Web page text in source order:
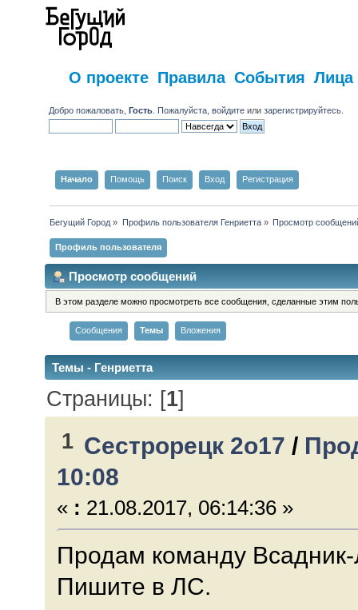
О проекте Правила События Лица
Добро пожаловать,Гость . Пожалуйста,войдите илизарегистрируйтесь
Начало Помощь Поиск Вход Регистрация
Бегущий Город » Профиль пользователя Генриетта» Просмотр
Профиль пользователя
Просмотр сообщений
В этом разделе можно просмотреть все сообщения, сделанные этим
Сообщения Темы Вложения
Темы - Генриетта
Страницы: [1]
1 Сестрорецк 2о17 /
10:08
« : 21.08.2017, 06:14:36 »
Продам команду
Пишите в ЛС.